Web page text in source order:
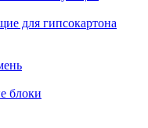
для гипсокартона
блоки